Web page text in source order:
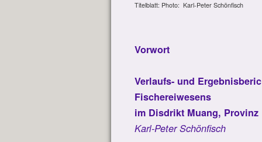
Titelblatt: Photo: Karl-Peter Schönfisch
Vorwort
Verlaufs- und
Fischereiwesens
im Disdrikt Muang,
Karl-Peter Schönfisch